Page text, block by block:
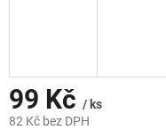
99 Kč / ks
82 Kč bez DPH